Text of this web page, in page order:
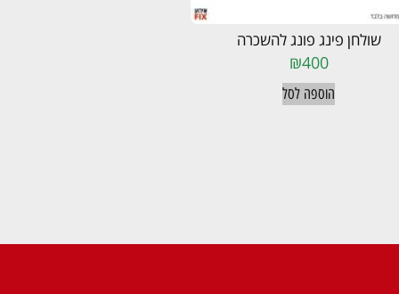
שולחן פינג פונג להשכרה
₪400
הוספה לסל